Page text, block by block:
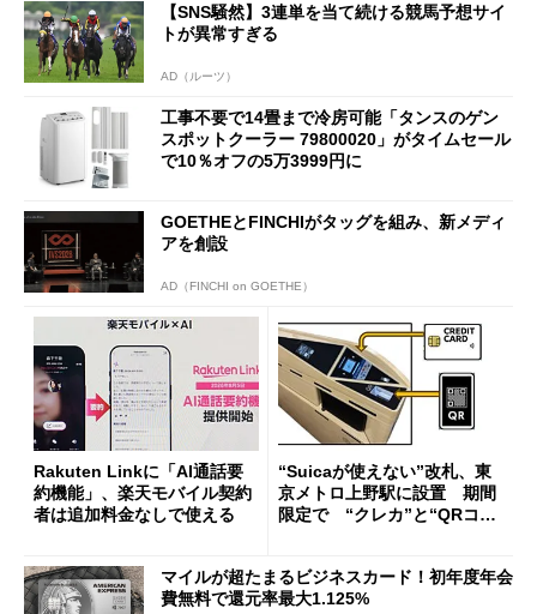
【SNS騒然】3連単を当て続ける競馬予想サイ
トが異常すぎる
AD（ルーツ）
工事不要で14畳まで冷房可能「タンスのゲン
スポットクーラー 79800020」がタイムセール
で10％オフの5万3999円に
GOETHEとFINCHIがタッグを組み、新メディ
アを創設
AD（FINCHI on GOETHE）
Rakuten Linkに「AI通話要
約機能」、楽天モバイル契約
者は追加料金なしで使える
“Suicaが使えない”改札、東
京メトロ上野駅に設置 期間
限定で “クレカ”と“QRコー
マイルが超たまるビジネスカード！初年度年会
費無料で還元率最大1.125%